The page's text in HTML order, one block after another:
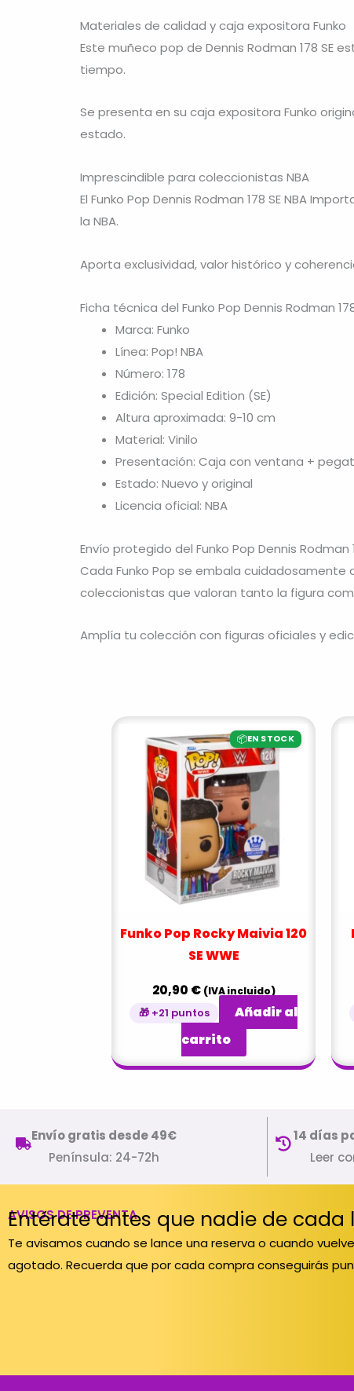
Materiales de calidad y caja expositora Funko
Este muñeco pop de Dennis Rodman 178 SE
tiempo.
Se presenta en su caja expositora Funko
estado.
Imprescindible para coleccionistas NBA
El Funko Pop Dennis Rodman 178 SE NBA
la NBA.
Aporta exclusividad, valor histórico y
Ficha técnica del Funko Pop Dennis Rodman
Marca: Funko
Línea: Pop! NBA
Número: 178
Edición: Special Edition (SE)
Altura aproximada: 9-10 cm
Material: Vinilo
Presentación: Caja con ventana +
Estado: Nuevo y original
Licencia oficial: NBA
Envío protegido del Funko Pop Dennis Rodman
Cada Funko Pop se embala
coleccionistas que valoran tanto la figura
Amplía tu colección con figuras oficiales y
📦EN STOCK
Funko Pop Rocky Maivia 120
SE WWE
20,90 € (IVA incluido)
🎁 +21 puntos
Añadir al
carrito
Envío gratis desde 49€
Península: 24-72h
14 días
Leer
AVISOS DE PREVENTA
Entérate antes que nadie de cada
Te avisamos cuando se lance una reserva o cuando
agotado. Recuerda que por cada compra conseguirás